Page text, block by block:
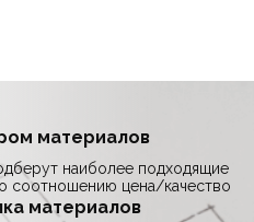
материалов
наиболее подходящие
соотношению цена/качество
материалов